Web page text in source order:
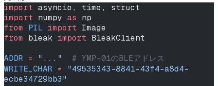
import asyncio, time, struct
import numpy as np
from PIL import Image
from bleak import BleakClient
ADDR = "..."
  # YMP-01のBLEアドレス
WRITE_CHAR = "49535343-8841-43f4-a8d4-
ecbe34729bb3"